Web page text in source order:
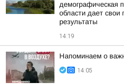
демографическая
области дает
результаты
14:19
Напоминаем о
14:05